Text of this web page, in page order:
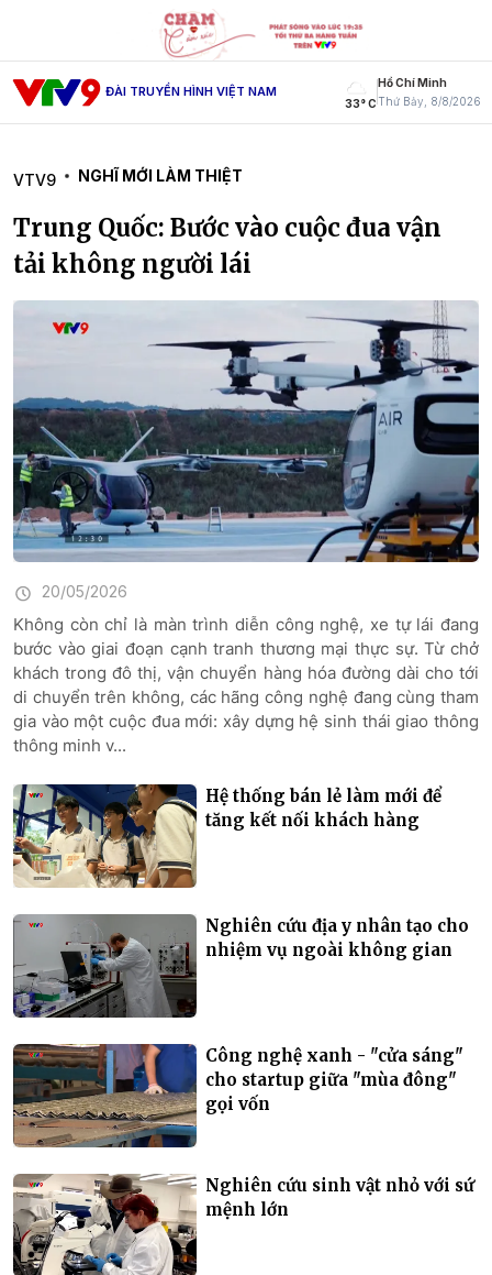
ĐÀI TRUYỀN HÌNH VIỆT NAM
33° C
Hồ Chí Minh
Thứ Bảy, 8/8/2026
VTV9 NGHĨ MỚI LÀM THIỆT
Trung Quốc: Bước vào cuộc đua vận
tải không người lái
20/05/2026
Không còn chỉ là màn trình diễn công nghệ, xe tự lái đang
bước vào giai đoạn cạnh tranh thương mại thực sự. Từ chở
khách trong đô thị, vận chuyển hàng hóa đường dài cho tới
di chuyển trên không, các hãng công nghệ đang cùng tham
gia vào một cuộc đua mới: xây dựng hệ sinh thái giao thông
thông minh v...
Hệ thống bán lẻ làm mới để
tăng kết nối khách hàng
Nghiên cứu địa y nhân tạo cho
nhiệm vụ ngoài không gian
Công nghệ xanh - "cửa sáng"
cho startup giữa "mùa đông"
gọi vốn
Nghiên cứu sinh vật nhỏ với sứ
mệnh lớn